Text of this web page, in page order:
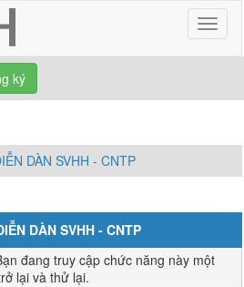
ký
DÀN SVHH - CNTP
DÀN SVHH - CNTP
đang truy cập chức năng này một
lại và thử lại.